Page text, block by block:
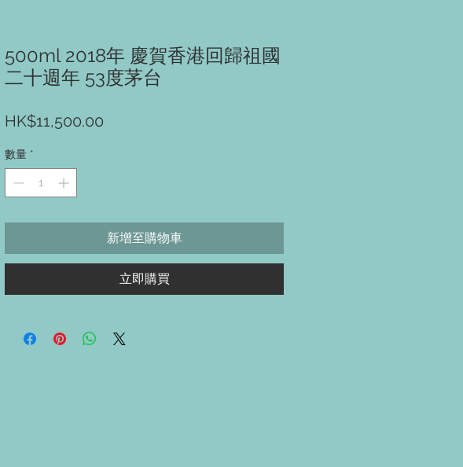
500ml 2018年 慶賀香港回歸祖國
二十週年 53度茅台
HK$11,500.00
數量 *
新增至購物車
立即購買